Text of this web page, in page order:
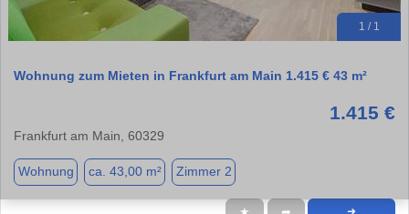
1 / 1
Wohnung zum Mieten in Frankfurt am Main 1.415 € 43 m²
1.415 €
Frankfurt am Main, 60329
Wohnung ca. 43,00 m² Zimmer 2